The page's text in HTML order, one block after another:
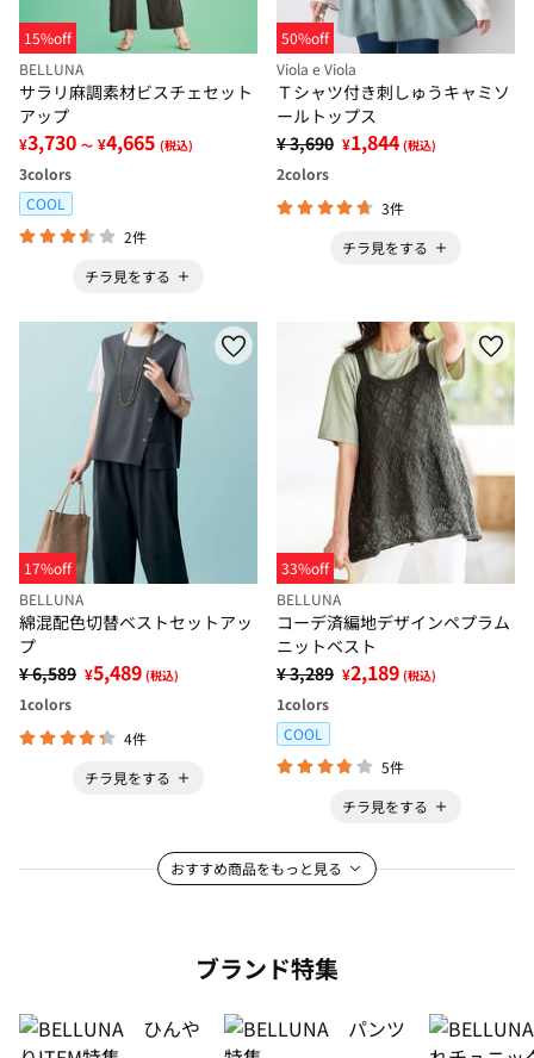
15%off
BELLUNA
サラリ麻調素材ビスチェセット
アップ
¥3,730 ～ ¥4,665 (税込)
3colors
COOL
2件
チラ見をする
50%off
Viola e Viola
Ｔシャツ付き刺しゅうキャミソ
ールトップス
¥ 3,690 ¥1,844 (税込)
2colors
3件
チラ見をする
17%off
BELLUNA
綿混配色切替ベストセットアッ
プ
¥ 6,589 ¥5,489 (税込)
1colors
4件
チラ見をする
33%off
BELLUNA
コーデ済編地デザインペプラム
ニットベスト
¥ 3,289 ¥2,189 (税込)
1colors
COOL
5件
チラ見をする
おすすめ商品をもっと見る
ブランド特集